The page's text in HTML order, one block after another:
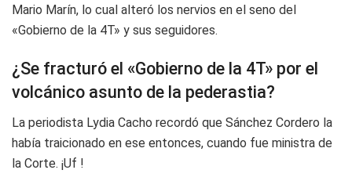
Mario Marín, lo cual alteró los nervios en el seno del
«Gobierno de la 4T» y sus seguidores.
¿Se fracturó el «Gobierno de la 4T» por el
volcánico asunto de la pederastia?
La periodista Lydia Cacho recordó que Sánchez Cordero la
había traicionado en ese entonces, cuando fue ministra de
la Corte. ¡Uf !